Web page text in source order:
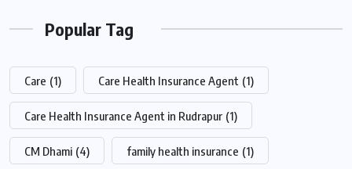
Popular Tag
Care (1) Care Health Insurance Agent (1)
Care Health Insurance Agent in Rudrapur (1)
CM Dhami (4) family health insurance (1)